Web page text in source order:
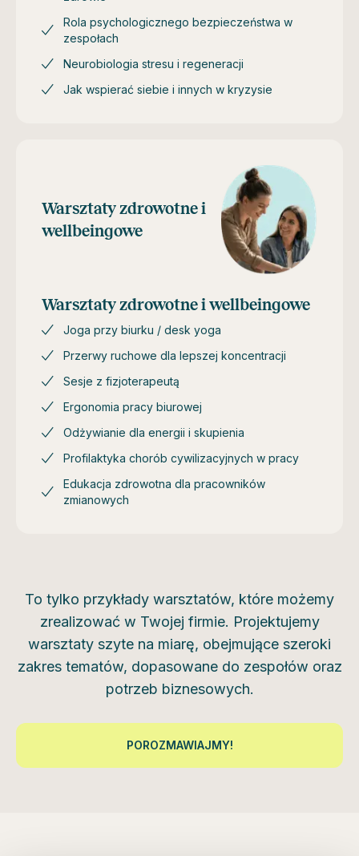
Rola psychologicznego bezpieczeństwa w
zespołach
Neurobiologia stresu i regeneracji
Jak wspierać siebie i innych w kryzysie
Warsztaty zdrowotne i
wellbeingowe
Warsztaty zdrowotne i wellbeingowe
Joga przy biurku / desk yoga
Przerwy ruchowe dla lepszej koncentracji
Sesje z fizjoterapeutą
Ergonomia pracy biurowej
Odżywianie dla energii i skupienia
Profilaktyka chorób cywilizacyjnych w pracy
Edukacja zdrowotna dla pracowników
zmianowych
To tylko przykłady warsztatów, które możemy
zrealizować w Twojej firmie. Projektujemy
warsztaty szyte na miarę, obejmujące szeroki
zakres tematów, dopasowane do zespołów oraz
potrzeb biznesowych.
POROZMAWIAJMY!